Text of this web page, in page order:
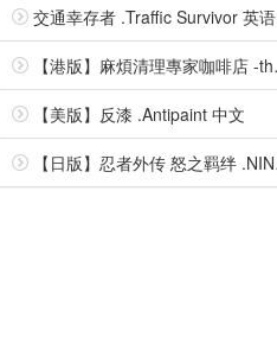
交通幸存者 .Traffic Survivor 英语
【港版】麻煩清理專家咖啡店 -the mystic lover- 中文
【美版】反漆 .Antipaint 中文
【日版】忍者外传 怒之羁绊 .NINJA GAIDEN Ragebound 中文